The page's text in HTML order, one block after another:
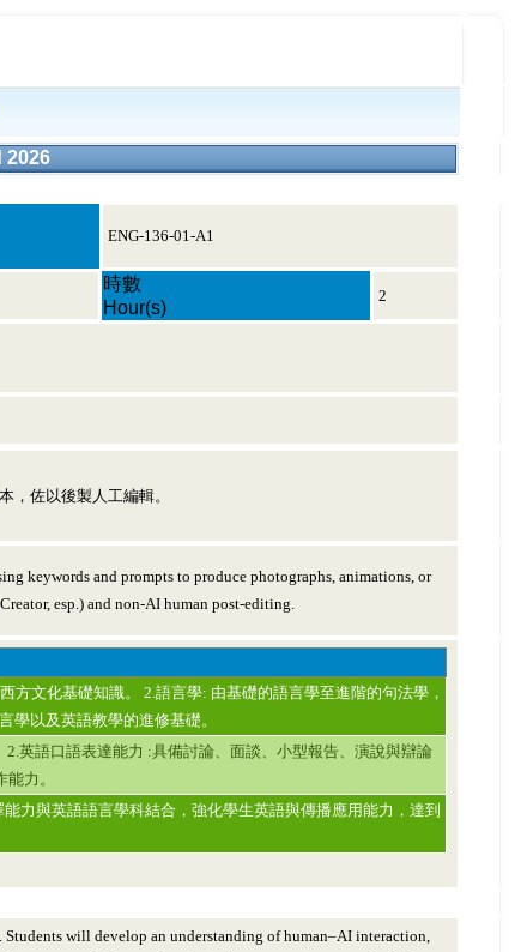
2026
ENG-136-01-A1
時數
Hour(s)
2
，佐以後製人工編輯。
keywords and prompts to produce photographs, animations, or
esp.) and non-AI human post-editing.
文化基礎知識。 2.語言學: 由基礎的語言學至進階的句法學，
學以及英語教學的進修基礎。
英語口語表達能力 :具備討論、面談、小型報告、演說與辯論
力。
力與英語語言學科結合，強化學生英語與傳播應用能力，達到
will develop an understanding of human–AI interaction,